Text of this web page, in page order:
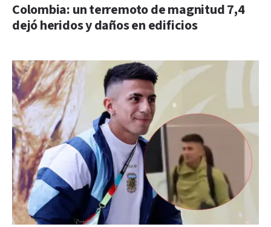
Colombia: un terremoto de magnitud 7,4
dejó heridos y daños en edificios